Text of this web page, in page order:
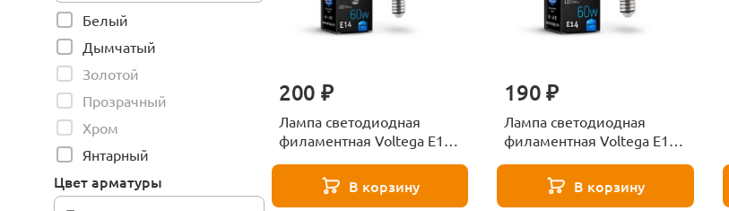
Белый
Дымчатый
Золотой
Прозрачный
Хром
Янтарный
Цвет арматуры
200 ₽
Лампа светодиодная
филаментная Voltega E14
VG10-CW1E14cold6W-F
В корзину
190 ₽
Лампа светодиодная
филаментная Voltega E14
VG10-C1E14cold6W-F 7020
В корзину